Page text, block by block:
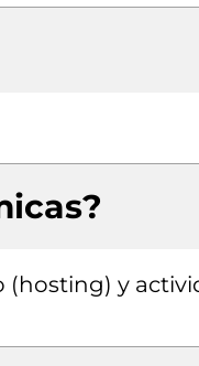
(hosting) y